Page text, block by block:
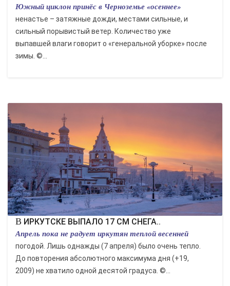
Южный циклон принёс в Черноземье «осеннее»
ненастье – затяжные дожди, местами сильные, и
сильный порывистый ветер. Количество уже
выпавшей влаги говорит о «генеральной уборке» после
зимы. ©...
В ИРКУТСКЕ ВЫПАЛО 17 СМ СНЕГА..
Апрель пока не радует иркутян теплой весенней
погодой. Лишь однажды (7 апреля) было очень тепло.
До повторения абсолютного максимума дня (+19,
2009) не хватило одной десятой градуса. ©...